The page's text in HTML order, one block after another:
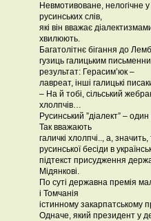
Невмотивоване, нелогічне
русинських слів,
які він вважає
хвилюють.
Багатолітнє бігання до
гузиць галицьким
результат: Герасим’юк –
лавреат, інші галицькі
– На й тобі, сільський
хлолпчів…
Русинський ”діалект” –
Так вважають
галичкі хлолпчі.., а,
русинської бесіди в
підтекст присудження
Мідянкові.
По суті державна премія
і Томчанія
істинному закарпатському
Одначе, який президент у